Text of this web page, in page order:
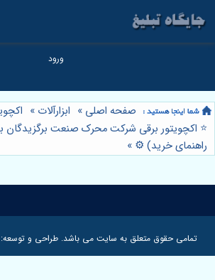
صفحه اصلی » ابزارآلات »
⭐️ اکچویتور برقی شرکت محرک صنعت برگزیدگان
راهنمای خرید) ⚙️ »
تمامی حقوق متعلق به سایت می باشد. طراحی و توسعه: